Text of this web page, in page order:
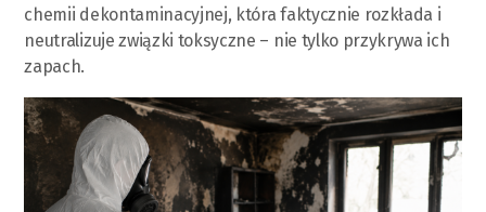
chemii dekontaminacyjnej, która faktycznie rozkłada i
neutralizuje związki toksyczne – nie tylko przykrywa ich
zapach.